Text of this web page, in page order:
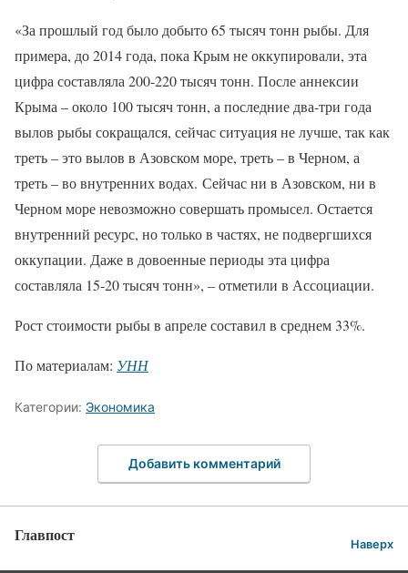
«За прошлый год было добыто 65 тысяч тонн рыбы. Для
примера, до 2014 года, пока Крым не оккупировали, эта
цифра составляла 200-220 тысяч тонн. После аннексии
Крыма – около 100 тысяч тонн, а последние два-три года
вылов рыбы сокращался, сейчас ситуация не лучше, так как
треть – это вылов в Азовском море, треть – в Черном, а
треть – во внутренних водах. Сейчас ни в Азовском, ни в
Черном море невозможно совершать промысел. Остается
внутренний ресурс, но только в частях, не подвергшихся
оккупации. Даже в довоенные периоды эта цифра
составляла 15-20 тысяч тонн», – отметили в Ассоциации.
Рост стоимости рыбы в апреле составил в среднем 33%.
По материалам: УНН
Категории: Экономика
Добавить комментарий
Главпост Наверх